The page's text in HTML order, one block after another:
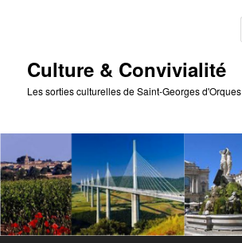
Culture & Convivialité
Les sorties culturelles de Saint-Georges d'Orques